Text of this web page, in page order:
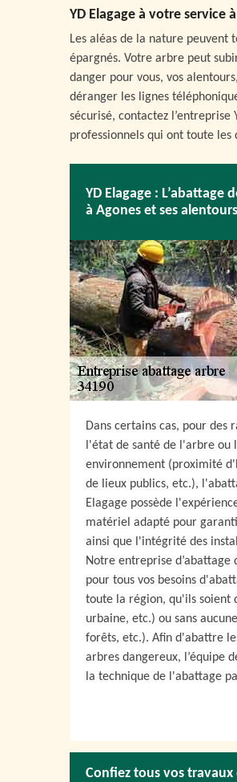
YD Elagage à votre service
Les aléas de la nature
épargnés. Votre arbre peut
danger pour vous, vos
déranger les lignes
sécurisé, contactez l’entreprise
professionnels qui ont toute
YD Elagage : L’abattage
à Agones et ses alentours
Dans certains cas, pour des
l'état de santé de l'arbre ou
environnement (proximité
de lieux publics, etc.),
Elagage possède
matériel adapté pour
ainsi que l'intégrité des
Notre entreprise d’abattage
pour tous vos besoins
toute la région, qu'ils soient
urbaine, etc.) ou sans
forêts, etc.). Afin d'abattre
arbres dangereux, l’équipe
la technique de l'abattage
Confiez tous vos travaux